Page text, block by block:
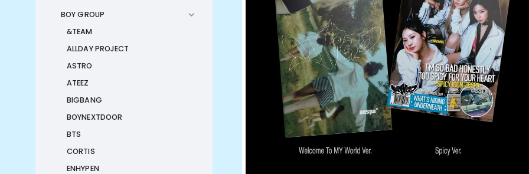
BOY GROUP
&TEAM
ALLDAY PROJECT
ASTRO
ATEEZ
BIGBANG
BOYNEXTDOOR
BTS
CORTIS
ENHYPEN